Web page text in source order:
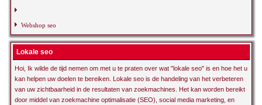
Webshop seo
Lokale seo
Hoi, Ik wilde de tijd nemen om met u te praten over wat "lokale seo" is en hoe het u
kan helpen uw doelen te bereiken. Lokale seo is de handeling van het verbeteren
van uw zichtbaarheid in de resultaten van zoekmachines. Het kan worden bereikt
door middel van zoekmachine optimalisatie (SEO), social media marketing, en